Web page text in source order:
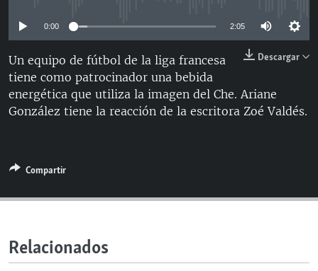
RADIO MARTÍ
ESPECIALES
ESPECIALES
LA REALIDAD DE LA VIVIENDA EN CUBA
KENTU-CUBANO
LA INVASIÓN DE RUSIA A UCRANIA
MULTIMEDIA
EDITORIALES
0:00 2:05
Descargar
Un equipo de fútbol de la liga francesa
tiene como patrocinador una bebida
energética que utiliza la imagen del Che. Ariane
González tiene la reacción de la escritora Zoé Valdés.
Compartir
Relacionados